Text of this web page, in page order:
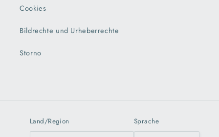
Cookies
Bildrechte und Urheberrechte
Storno
Land/Region Sprache